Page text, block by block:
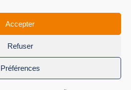
Accepter
Refuser
Préférences
Mentions légales